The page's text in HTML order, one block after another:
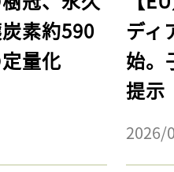
素約590
量化
ディ
始。
提示
2026/